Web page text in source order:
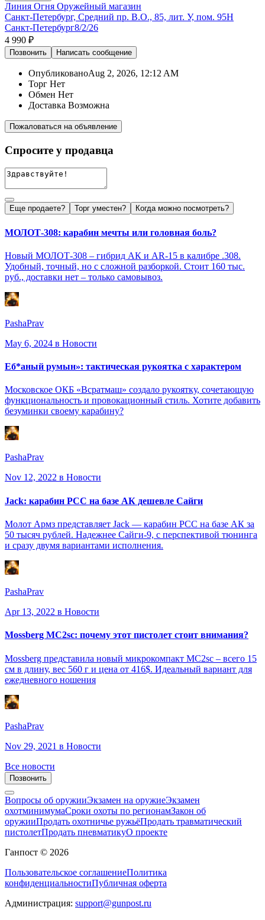
Линия Огня Оружейный магазин
Санкт-Петербург, Средний пр. В.О., 85, лит. У, пом. 95Н
Санкт-Петербург8/2/26
4 990 ₽
Позвонить Написать сообщение
ОпубликованоAug 2, 2026, 12:12 AM
Торг Нет
Обмен Нет
Доставка Возможна
Пожаловаться на объявление
Спросите у продавца
Еще продаете? Торг уместен? Когда можно посмотреть?
МОЛОТ-308: карабин мечты или головная боль?
Новый МОЛОТ-308 – гибрид АК и AR-15 в калибре .308.
Удобный, точный, но с сложной разборкой. Стоит 160 тыс.
руб., доставки нет – только самовывоз.
PashaPrav
May 6, 2024 в Новости
Еб*аный румын»: тактическая рукоятка с характером
Московское ОКБ «Всратмаш» создало рукоятку, сочетающую
функциональность и провокационный стиль. Хотите добавить
безуминки своему карабину?
PashaPrav
Nov 12, 2022 в Новости
Jack: карабин PCC на базе АК дешевле Сайги
Молот Армз представляет Jack — карабин PCC на базе АК за
50 тысяч рублей. Надежнее Сайги-9, с перспективой тюнинга
и сразу двумя вариантами исполнения.
PashaPrav
Apr 13, 2022 в Новости
Mossberg MC2sc: почему этот пистолет стоит внимания?
Mossberg представила новый микрокомпакт MC2sc – всего 15
см в длину, вес 560 г и цена от 416$. Идеальный вариант для
ежедневного ношения
PashaPrav
Nov 29, 2021 в Новости
Все новости
Позвонить
Вопросы об оружииЭкзамен на оружиеЭкзамен
охотминимумаСроки охоты по регионамЗакон об
оружииПродать охотничье ружьёПродать травматический
пистолетПродать пневматикуО проекте
Ганпост © 2026
Пользовательское соглашениеПолитика
конфиденциальностиПубличная оферта
Администрация: support@gunpost.ru